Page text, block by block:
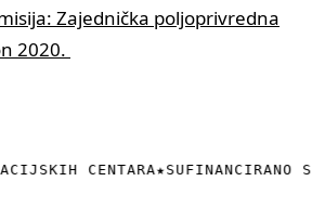
Zajednička poljoprivredna
2020.
CENTARA★SUFINANCIRANO